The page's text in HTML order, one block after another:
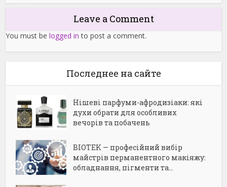
Leave a Comment
You must belogged in to post a comment.
Последнее на сайте
Нішеві парфуми-афродизіаки: які
духи обрати для особливих
вечорів та побачень
BIOTEK — професійний вибір
майстрів перманентного макіяжу:
обладнання, пігменти та...